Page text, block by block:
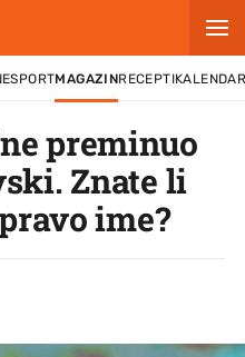
SPORTMAGAZINRECEPTI
preminuo
Znate li
ime?